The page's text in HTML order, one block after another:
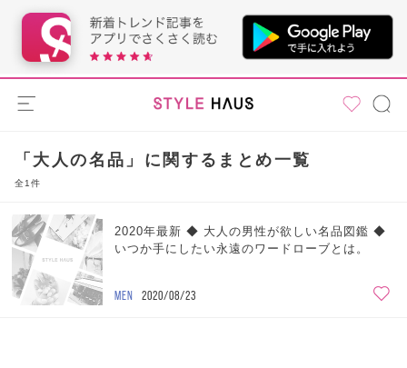
「大人の名品」に関するまとめ一覧
全1件
2020年最新 ◆ 大人の男性が欲しい名品図鑑 ◆
いつか手にしたい永遠のワードローブとは。
MEN 2020/08/23